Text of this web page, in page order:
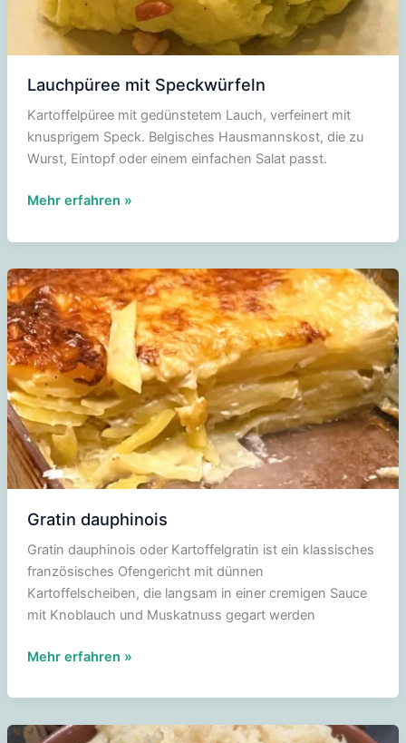
Lauchpüree mit Speckwürfeln
Kartoffelpüree mit gedünstetem Lauch, verfeinert mit
knusprigem Speck. Belgisches Hausmannskost, die zu
Wurst, Eintopf oder einem einfachen Salat passt.
Lauchpüree
Speckwürfeln
Mehr erfahren »
Gratin dauphinois
Gratin dauphinois oder Kartoffelgratin ist ein klassisches
französisches Ofengericht mit dünnen
Kartoffelscheiben, die langsam in einer cremigen Sauce
mit Knoblauch und Muskatnuss gegart werden
Gratin
Mehr erfahren »